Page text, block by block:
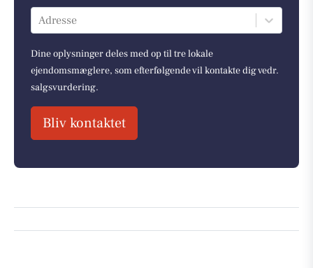
Adresse
Dine oplysninger deles med op til tre lokale
ejendomsmæglere, som efterfølgende vil kontakte dig vedr.
salgsvurdering.
Bliv kontaktet